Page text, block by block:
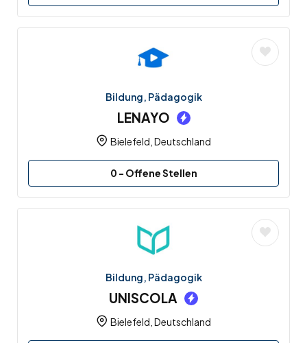
Bildung, Pädagogik
LENAYO
Bielefeld, Deutschland
0 - Offene Stellen
Bildung, Pädagogik
UNISCOLA
Bielefeld, Deutschland